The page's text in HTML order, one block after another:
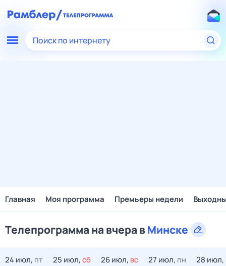
Поиск по интернету
Главная Моя программа Премьеры недели
Телепрограмма на вчера вМинске
24 июл, пт 25 июл,сб 26 июл, вс 27 июл, пн 28 июл,